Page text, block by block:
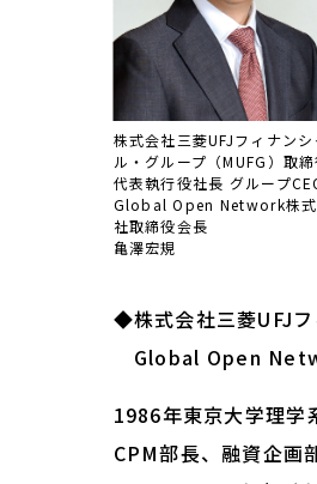
株式会社三菱UFJフィナンシ
ル・グループ（MUFG）取締
代表執行役社長 グループ
Global Open Network株
社取締役会長
亀澤宏規
◆株式会社三菱UFJ
Global Open
1986年東京大学理学
CPM部長、融資企画